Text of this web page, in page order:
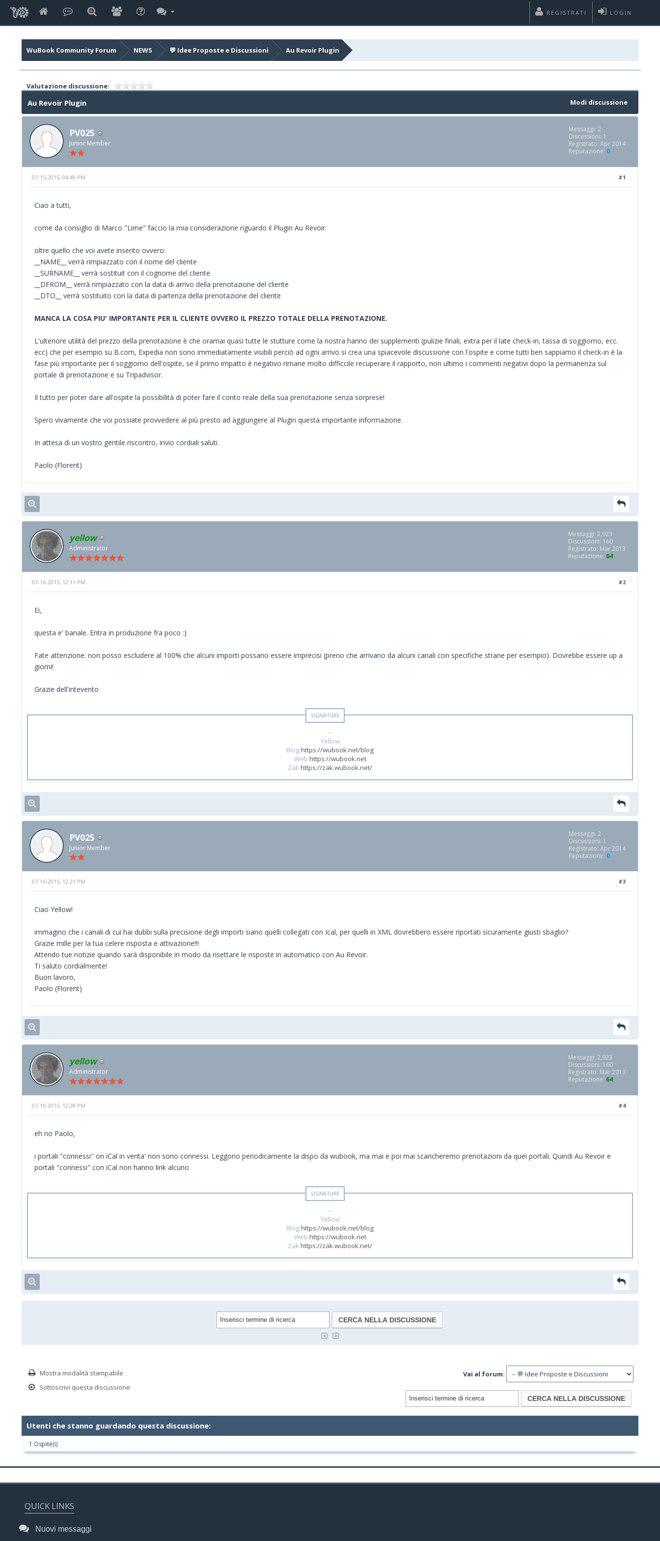
LOGIN
REGISTRATI
WuBook Community Forum NEWS 💬 Idee Proposte e Discussioni Au Revoir Plugin
Valutazione discussione:
Modi discussione
Au Revoir Plugin
PV025
Junior Member
Messaggi: 2
Discussioni: 1
Registrato: Apr 2014
Reputazione: 0
#1
07-15-2015, 04:49 PM
Ciao a tutti,
come da consiglio di Marco "Lime" faccio la mia considerazione riguardo il Plugin Au Revoir:
oltre quello che voi avete inserito ovvero:
__NAME__ verrà rimpiazzato con il nome del cliente
__SURNAME__ verrà sostituit con il cognome del cliente
__DFROM__ verrà rimpiazzato con la data di arrivo della prenotazione del cliente
__DTO__ verrà sostituito con la data di partenza della prenotazione del cliente
MANCA LA COSA PIU' IMPORTANTE PER IL CLIENTE OVVERO IL PREZZO TOTALE DELLA PRENOTAZIONE.
L'ulteriore utilità del prezzo della prenotazione è che oramai quasi tutte le stutture come la nostra hanno dei supplementi (pulizie finali, extra per il late check-in, tassa di soggiorno, ecc.
ecc) che per esempio su B.com, Expedia non sono immediatamente visibili perciò ad ogni arrivo si crea una spiacevole discussione con l'ospite e come tutti ben sappiamo il check-in è la
fase più importante per il soggiorno dell'ospite, se il primo impatto è negativo rimane molto difficcile recuperare il rapporto, non ultimo i commenti negativi dopo la permanenza sul
portale di prenotazione e su Tripadvisor.
Il tutto per poter dare all'ospite la possibilità di poter fare il conto reale della sua prenotazione senza sorprese!
Spero vivamente che voi possiate provvedere al più presto ad aggiungere al Plugin questa importante informazione.
In attesa di un vostro gentile riscontro, invio cordiali saluti.
Paolo (Florent)
yellow
Administrator
Messaggi: 2,923
Discussioni: 160
Registrato: Mar 2013
Reputazione: 64
#2
07-16-2015, 12:11 PM
Ei,
questa e' banale. Entra in produzione fra poco :)
Fate attenzione: non posso escludere al 100% che alcuni importi possano essere imprecisi (preno che arrivano da alcuni canali con specifiche strane per esempio). Dovrebbe essere up a
giorni!
Grazie dell'intevento
--
Yellow
Bloghttps://wubook.net/blog
Web https://wubook.net
Zak https://zak.wubook.net/
PV025
Junior Member
Messaggi: 2
Discussioni: 1
Registrato: Apr 2014
Reputazione: 0
#3
07-16-2015, 12:21 PM
Ciao Yellow!
immagino che i canali di cui hai dubbi sulla precisione degli importi siano quelli collegati con Ical, per quelli in XML dovrebbero essere riportati sicuramente giusti sbaglio?
Grazie mille per la tua celere risposta e attivazione!!!
Attendo tue notizie quando sarà disponibile in modo da risettare le risposte in automatico con Au Revoir.
Ti saluto cordialmente!
Buon lavoro,
Paolo (Florent)
yellow
Administrator
Messaggi: 2,923
Discussioni: 160
Registrato: Mar 2013
Reputazione: 64
#4
07-16-2015, 12:28 PM
eh no Paolo,
i portali "connessi" on iCal in verita' non sono connessi. Leggono periodicamente la dispo da wubook, ma mai e poi mai scaricheremo prenotazioni da quei portali. Quindi Au Revoir e
portali "connessi" con iCal non hanno link alcuno
--
Yellow
Bloghttps://wubook.net/blog
Web https://wubook.net
Zakhttps://zak.wubook.net/
Mostra modalità stampabile
Sottoscrivi questa discussione
Vai al forum:
Utenti che stanno guardando questa discussione:
1 Ospite(i)
QUICK LINKS
Nuovi messaggi